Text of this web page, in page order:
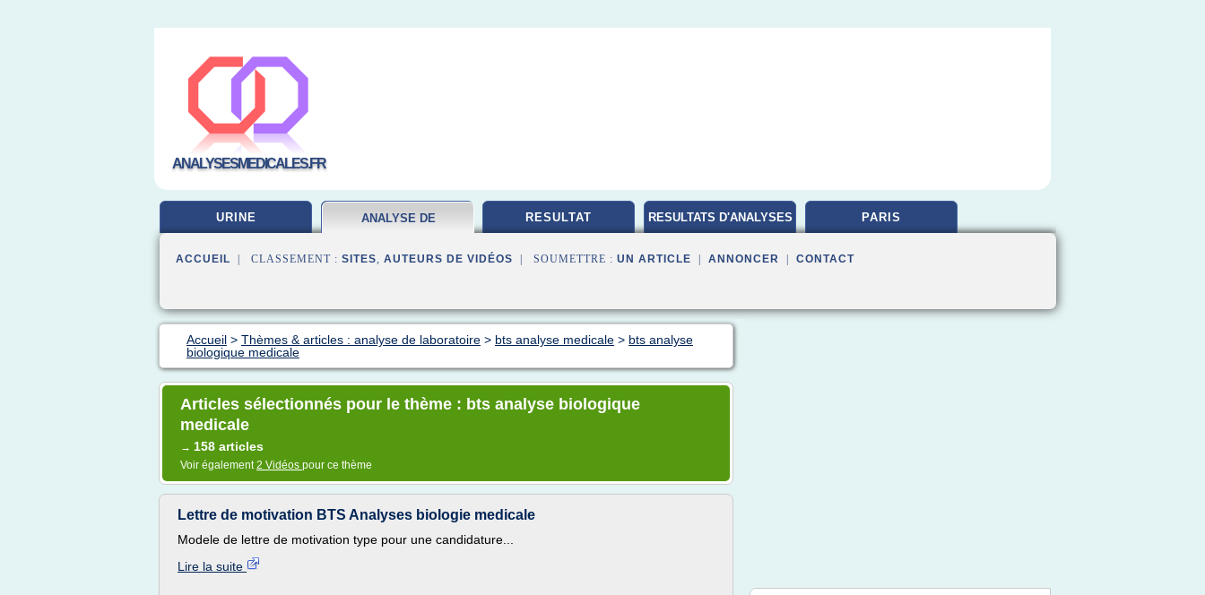
ANALYSESMEDICALES.FR
URINE ANALYSE DE RESULTAT RESULTATS D'ANALYSES PARIS
ACCUEIL | CLASSEMENT : SITES, AUTEURS DE VIDÉOS | SOUMETTRE : UN ARTICLE ANNONCER CONTACT
Accueil > Thèmes & articles : analyse de laboratoire > bts analyse medicale > bts analyse
biologique medicale
Articles sélectionnés pour le thème : bts analyse biologique
medicale
→ 158 articles
Voir également2 Vidéos pour ce thème
Lettre de motivation BTS Analyses biologie medicale
Modele de lettre de motivation type pour une candidature...
Lire la suite